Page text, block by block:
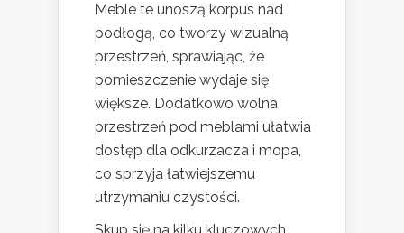
Meble te unoszą korpus nad
podłogą, co tworzy wizualną
przestrzeń, sprawiając, że
pomieszczenie wydaje się
większe. Dodatkowo wolna
przestrzeń pod meblami ułatwia
dostęp dla odkurzacza i mopa,
co sprzyja łatwiejszemu
utrzymaniu czystości.